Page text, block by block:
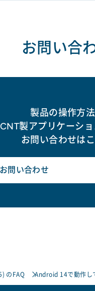
お問い合
製品の操作方
製アプリケーシ
お問い合わせは
お問い合わせ
のFAQ Android 14で動作し